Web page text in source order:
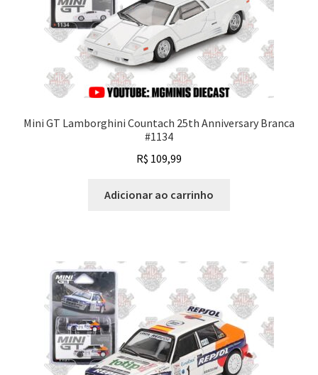
Mini GT Lamborghini Countach 25th Anniversary Branca
#1134
R$ 109,99
Adicionar ao carrinho